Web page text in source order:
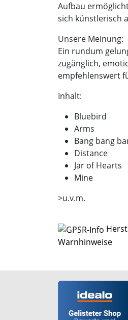
Aufbau
sich künstlerisch
Unsere Meinung:
Ein rundum
zugänglich,
empfehlenswert
Inhalt:
Bluebird
Arms
Bang bang
Distance
Jar of Hearts
Mine
>u.v.m.
Warnhinweise